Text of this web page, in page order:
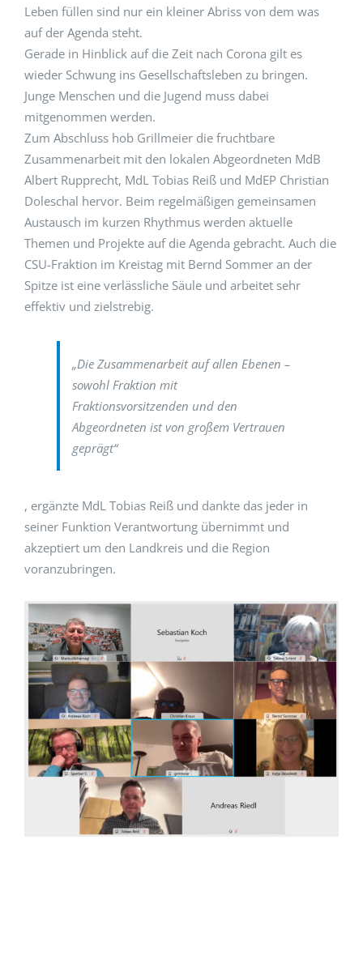
Leben füllen sind nur ein kleiner Abriss von dem was
auf der Agenda steht.
Gerade in Hinblick auf die Zeit nach Corona gilt es
wieder Schwung ins Gesellschaftsleben zu bringen.
Junge Menschen und die Jugend muss dabei
mitgenommen werden.
Zum Abschluss hob Grillmeier die fruchtbare
Zusammenarbeit mit den lokalen Abgeordneten MdB
Albert Rupprecht, MdL Tobias Reiß und MdEP Christian
Doleschal hervor. Beim regelmäßigen gemeinsamen
Austausch im kurzen Rhythmus werden aktuelle
Themen und Projekte auf die Agenda gebracht. Auch die
CSU-Fraktion im Kreistag mit Bernd Sommer an der
Spitze ist eine verlässliche Säule und arbeitet sehr
effektiv und zielstrebig.
„Die Zusammenarbeit auf allen Ebenen –
sowohl Fraktion mit
Fraktionsvorsitzenden und den
Abgeordneten ist von großem Vertrauen
geprägt“
, ergänzte MdL Tobias Reiß und dankte das jeder in
seiner Funktion Verantwortung übernimmt und
akzeptiert um den Landkreis und die Region
voranzubringen.